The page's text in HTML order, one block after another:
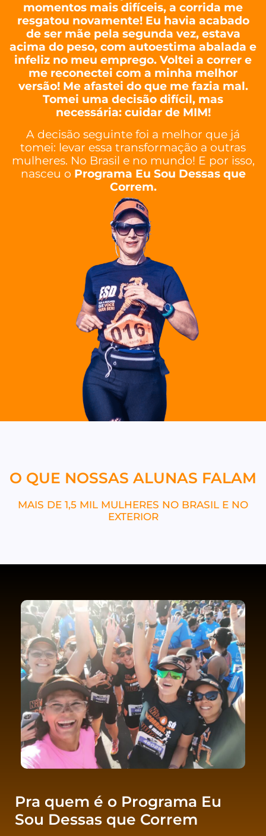
momentos mais difíceis, a corrida me
resgatou novamente! Eu havia acabado
de ser mãe pela segunda vez, estava
acima do peso, com autoestima abalada e
infeliz no meu emprego. Voltei a correr e
me reconectei com a minha melhor
versão! Me afastei do que me fazia mal.
Tomei uma decisão difícil, mas
necessária: cuidar de MIM!
A decisão seguinte foi a melhor que já
tomei: levar essa transformação a outras
mulheres. No Brasil e no mundo! E por isso,
nasceu o Programa Eu Sou Dessas que
Correm.
O QUE NOSSAS ALUNAS FALAM
MAIS DE 1,5 MIL MULHERES NO BRASIL E NO
EXTERIOR
Pra quem é o Programa Eu
Sou Dessas que Correm